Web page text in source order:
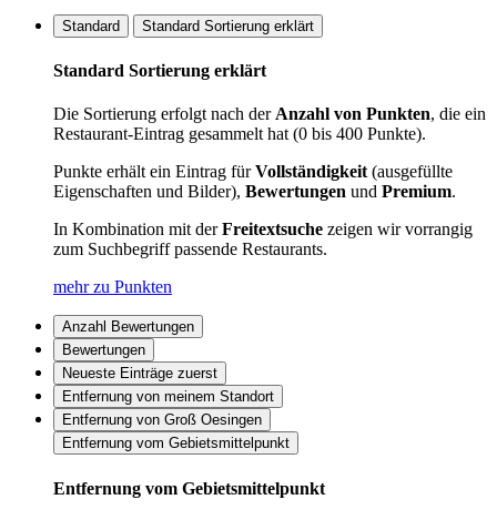
Standard Standard Sortierung erklärt
Standard Sortierung erklärt
Die Sortierung erfolgt nach derAnzahl von Punkten, die ein
Restaurant-Eintrag gesammelt hat (0 bis 400 Punkte).
Punkte erhält ein Eintrag fürVollständigkeit(ausgefüllte
Eigenschaften und Bilder), Bewertungen und Premium.
In Kombination mit derFreitextsuche zeigen wir vorrangig
zum Suchbegriff passende Restaurants.
mehr zu Punkten
Anzahl Bewertungen
Bewertungen
Neueste Einträge zuerst
Entfernung von meinem Standort
Entfernung von Groß Oesingen
Entfernung vom Gebietsmittelpunkt
Entfernung vom Gebietsmittelpunkt